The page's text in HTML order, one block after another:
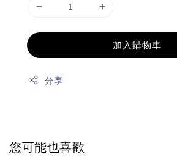
加入購物車
分享
您可能也喜歡